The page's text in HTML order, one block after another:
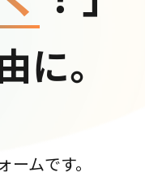
に。
ムです。